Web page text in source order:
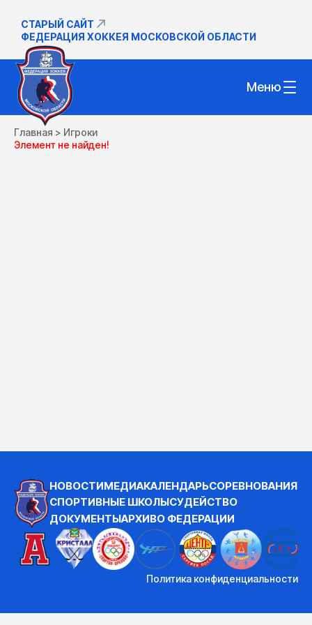
СТАРЫЙ САЙТ
ФЕДЕРАЦИЯ ХОККЕЯ МОСКОВСКОЙ ОБЛАСТИ
Меню
Главная > Игроки
Элемент не найден!
НОВОСТИМЕДИАКАЛЕНДАРЬСОРЕВНОВАНИЯ
СПОРТИВНЫЕ ШКОЛЫСУДЕЙСТВО
ДОКУМЕНТЫАРХИВО ФЕДЕРАЦИИ
Политика конфиденциальности